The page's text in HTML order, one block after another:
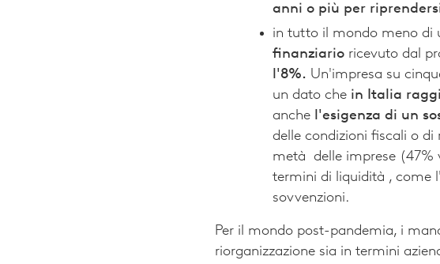
anni o più per
in tutto il mondo meno di
finanziario ricevuto dal
l'8%. Un'impresa su
un dato che in Italia
anche l'esigenza di un
delle condizioni fiscali o
metà delle imprese (47%
termini di liquidità , come
sovvenzioni.
Per il mondo post-pandemia, i
riorganizzazione sia in termini